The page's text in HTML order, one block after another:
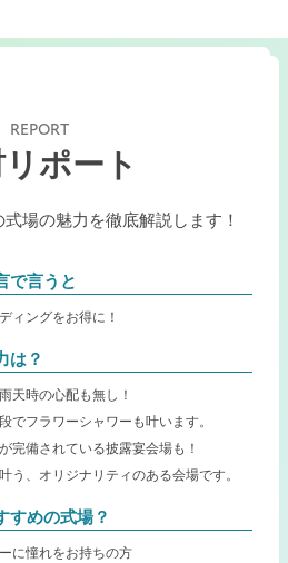
REPORT
ポート
場の魅力を徹底解説します！
で言うと
ィングをお得に！
は？
天時の心配も無し！
でフラワーシャワーも叶います。
完備されている披露宴会場も！
う、オリジナリティのある会場です。
すめの式場？
に憧れをお持ちの方